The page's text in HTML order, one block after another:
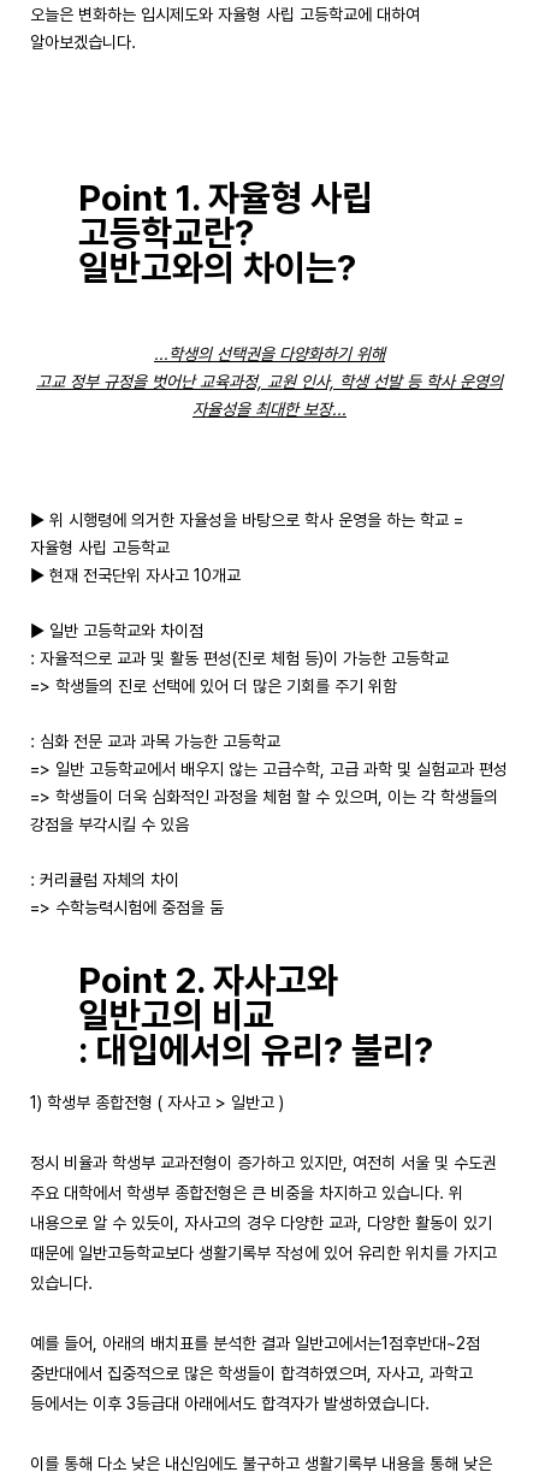
오늘은 변화하는 입시제도와 자율형 사립 고등학교에 대하여
알아보겠습니다.
Point 1. 자율형 사립
고등학교란?
일반고와의 차이는?
...학생의 선택권을 다양화하기 위해
고교 정부 규정을 벗어난 교육과정, 교원 인사, 학생 선발 등 학사 운영의
자율성을 최대한 보장...
▶ 위 시행령에 의거한 자율성을 바탕으로 학사 운영을 하는 학교 =
자율형 사립 고등학교
▶ 현재 전국단위 자사고 10개교
▶ 일반 고등학교와 차이점
: 자율적으로 교과 및 활동 편성(진로 체험 등)이 가능한 고등학교
=> 학생들의 진로 선택에 있어 더 많은 기회를 주기 위함
: 심화 전문 교과 과목 가능한 고등학교
=> 일반 고등학교에서 배우지 않는 고급수학, 고급 과학 및 실험교과 편성
=> 학생들이 더욱 심화적인 과정을 체험 할 수 있으며, 이는 각 학생들의
강점을 부각시킬 수 있음
: 커리큘럼 자체의 차이
=> 수학능력시험에 중점을 둠
Point 2. 자사고와
일반고의 비교
: 대입에서의 유리? 불리?
1) 학생부 종합전형 ( 자사고 > 일반고 )
정시 비율과 학생부 교과전형이 증가하고 있지만, 여전히 서울 및 수도권
주요 대학에서 학생부 종합전형은 큰 비중을 차지하고 있습니다. 위
내용으로 알 수 있듯이, 자사고의 경우 다양한 교과, 다양한 활동이 있기
때문에 일반고등학교보다 생활기록부 작성에 있어 유리한 위치를 가지고
있습니다.
예를 들어, 아래의 배치표를 분석한 결과 일반고에서는1점후반대~2점
중반대에서 집중적으로 많은 학생들이 합격하였으며, 자사고, 과학고
등에서는 이후 3등급대 아래에서도 합격자가 발생하였습니다.
이를 통해 다소 낮은 내신임에도 불구하고 생활기록부 내용을 통해 낮은